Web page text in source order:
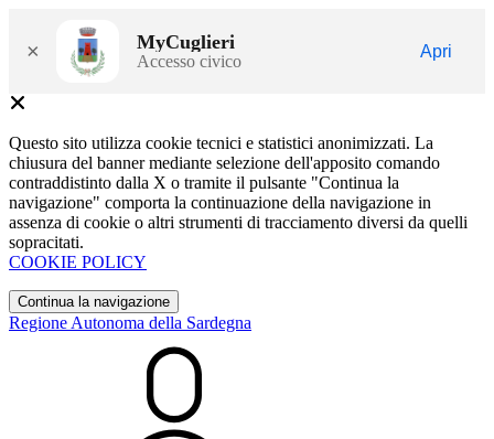
× MyCuglieri
Accesso civico
Apri
Questo sito utilizza cookie tecnici e statistici anonimizzati. La
chiusura del banner mediante selezione dell'apposito comando
contraddistinto dalla X o tramite il pulsante "Continua la
navigazione" comporta la continuazione della navigazione in
assenza di cookie o altri strumenti di tracciamento diversi da quelli
sopracitati.
COOKIE POLICY
Continua la navigazione
Regione Autonoma della Sardegna